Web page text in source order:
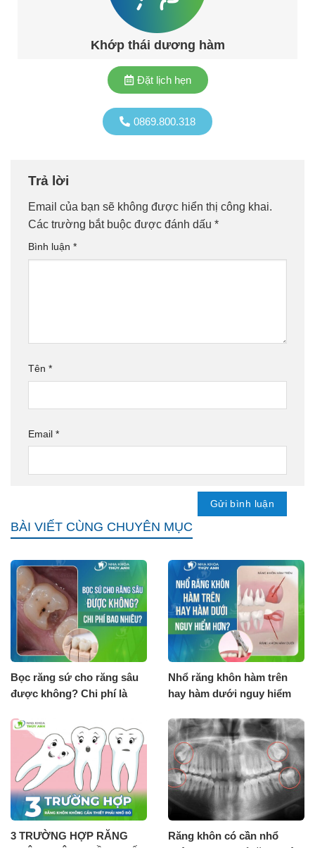
Khớp thái dương hàm
0869.800.318
Đặt lịch hẹn
Trả lời
Email của bạn sẽ không được hiển thị công khai.
Các trường bắt buộc được đánh dấu *
Bình luận *
Tên *
Email *
BÀI VIẾT CÙNG CHUYÊN MỤC
Bọc răng sứ cho răng sâu
được không? Chi phí là
Nhổ răng khôn hàm trên
hay hàm dưới nguy hiểm
3 TRƯỜNG HỢP RĂNG
Răng khôn có cần nhổ